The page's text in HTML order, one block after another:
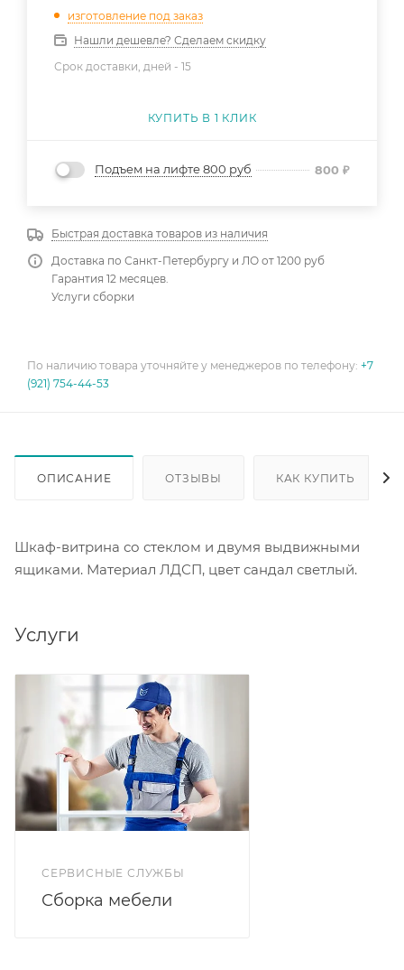
изготовление под заказ
Нашли дешевле? Сделаем скидку
Срок доставки, дней - 15
КУПИТЬ В 1 КЛИК
Подъем на лифте 800 руб 800 ₽
Быстрая доставка товаров из наличия
Доставка по Санкт-Петербургу и ЛО от 1200 руб
Гарантия 12 месяцев.
Услуги сборки
По наличию товара уточняйте у менеджеров по телефону: +7
(921) 754-44-53
ОПИСАНИЕ ОТЗЫВЫ КАК КУПИТЬ
Шкаф-витрина со стеклом и двумя выдвижными
ящиками. Материал ЛДСП, цвет сандал светлый.
Услуги
СЕРВИСНЫЕ СЛУЖБЫ
Сборка мебели